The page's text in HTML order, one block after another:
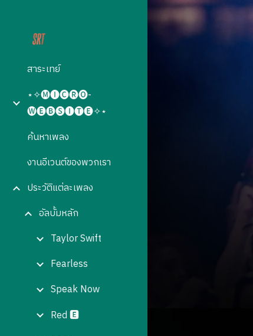
สาระเทย์
⋆✧🅜🅘🅒🅡🅞-
🅦🅔🅑🅢🅘🅣🅔✧⋆
ค้นหาเพลง
งานอีเวนต์ของพวกเรา
ประวัติแต่ละเพลง
อัลบั้มหลัก
Taylor Swift
Fearless
Speak Now
Red 🅴